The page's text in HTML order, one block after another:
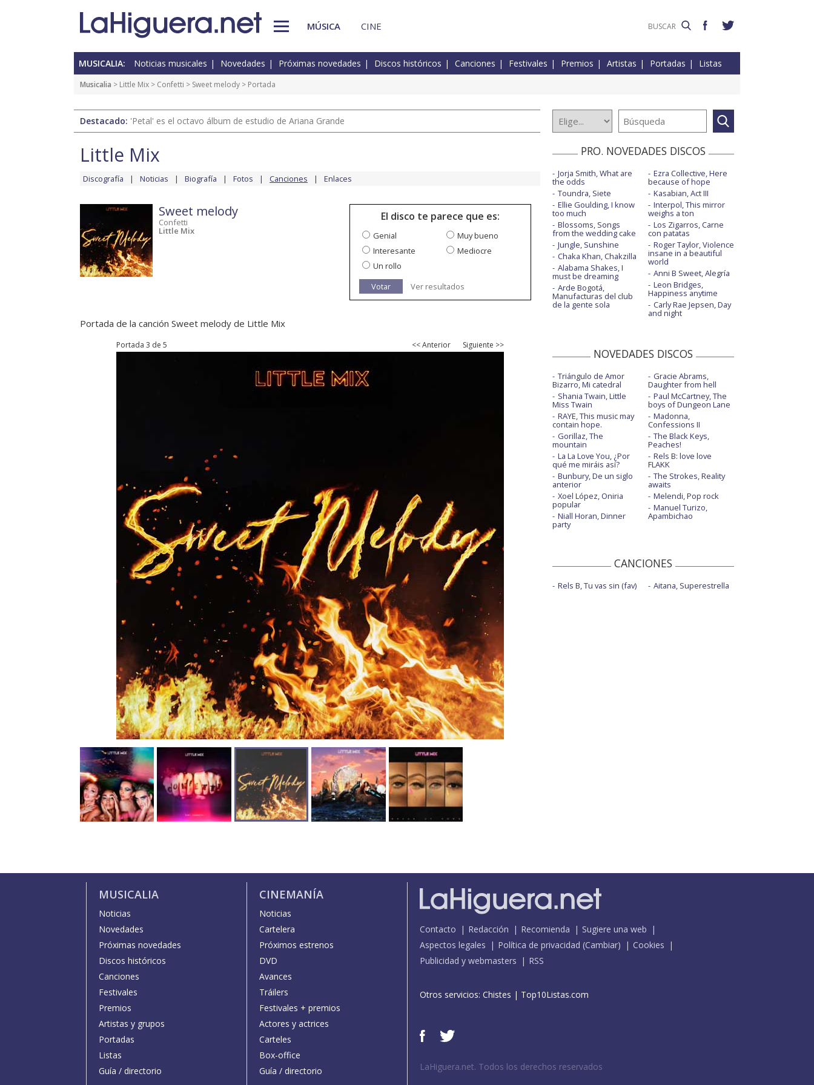
MÚSICA CINE
MUSICALIA: Noticias musicales Novedades Próximas novedades Discos históricos Canciones Festivales Premios Artistas Portadas Listas
Musicalia > Little Mix > Confetti > Sweet melody > Portada
Destacado: 'Petal' es el octavo álbum de estudio de Ariana Grande
Little Mix
Discografía Noticias Biografía Fotos Canciones Enlaces
Sweet melody
Confetti
Little Mix
El disco te parece que es:
Genial
Muy bueno
Interesante
Mediocre
Un rollo
Votar
Ver resultados
Portada de la canción Sweet melody de Little Mix
Portada 3 de 5 << Anterior Siguiente >>
PRO. NOVEDADES DISCOS
Jorja Smith, What are
the odds
Toundra, Siete
Ellie Goulding, I know
too much
Blossoms, Songs
from the wedding cake
Jungle, Sunshine
Chaka Khan, Chakzilla
Alabama Shakes, I
must be dreaming
Arde Bogotá,
Manufacturas del club
de la gente sola
Ezra Collective, Here
because of hope
Kasabian, Act III
Interpol, This mirror
weighs a ton
Los Zigarros, Carne
con patatas
Roger Taylor, Violence
insane in a beautiful
world
Anni B Sweet, Alegría
Leon Bridges,
Happiness anytime
Carly Rae Jepsen, Day
and night
NOVEDADES DISCOS
Triángulo de Amor
Bizarro, Mi catedral
Shania Twain, Little
Miss Twain
RAYE, This music may
contain hope.
Gorillaz, The
mountain
La La Love You, ¿Por
qué me miráis así?
Bunbury, De un siglo
anterior
Xoel López, Oniria
popular
Niall Horan, Dinner
party
Gracie Abrams,
Daughter from hell
Paul McCartney, The
boys of Dungeon Lane
Madonna,
Confessions II
The Black Keys,
Peaches!
Rels B: love love
FLAKK
The Strokes, Reality
awaits
Melendi, Pop rock
Manuel Turizo,
Apambichao
CANCIONES
Rels B, Tu vas sin (fav) Aitana, Superestrella
MUSICALIA
Noticias
Novedades
Próximas novedades
Discos históricos
Canciones
Festivales
Premios
Artistas y grupos
Portadas
Listas
Guía / directorio
CINEMANÍA
Noticias
Cartelera
Próximos estrenos
DVD
Avances
Tráilers
Festivales + premios
Actores y actrices
Carteles
Box-office
Guía / directorio
Contacto Redacción Recomienda
Sugiere una web
Aspectos legales
Política de privacidad (Cambiar)
Cookies
Publicidad y webmasters
RSS
Otros servicios: Chistes | Top10Listas.com
LaHiguera.net. Todos los derechos reservados